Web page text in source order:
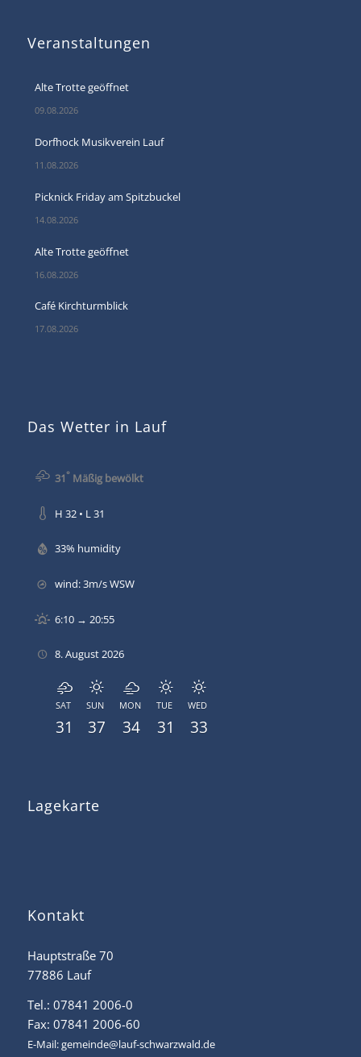
Veranstaltungen
Alte Trotte geöffnet
09.08.2026
Dorfhock Musikverein Lauf
11.08.2026
Picknick Friday am Spitzbuckel
14.08.2026
Alte Trotte geöffnet
16.08.2026
Café Kirchturmblick
17.08.2026
Das Wetter in Lauf
31°Mäßig bewölkt
H 32 • L 31
33% humidity
wind: 3m/s WSW
6:10 → 20:55
8. August 2026
SAT
31
SUN
37
MON
34
TUE
31
WED
33
Lagekarte
Kontakt
Hauptstraße 70
77886 Lauf
Tel.: 07841 2006-0
Fax: 07841 2006-60
E-Mail:gemeinde@lauf-schwarzwald.de